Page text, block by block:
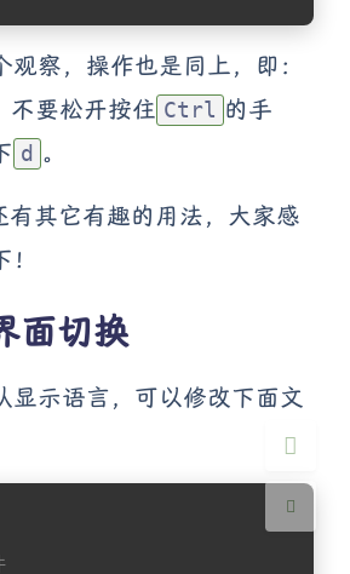
关闭 日落 暗化 灰度
察，操作也是同上，即：
不要松开按住 Ctrl 的手
d 。
有其它有趣的用法，大家感
面切换
显示语言，可以修改下面文